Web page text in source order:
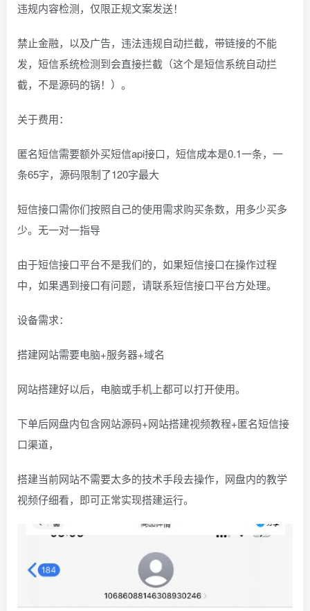
违规内容检测，仅限正规文案发送！
禁止金融，以及广告，违法违规自动拦截，带链接的不能
发，短信系统检测到会直接拦截（这个是短信系统自动拦
截，不是源码的锅！）。
关于费用：
匿名短信需要额外买短信api接口，短信成本是0.1一条，一
条65字，源码限制了120字最大
短信接口需你们按照自己的使用需求购买条数，用多少买多
少。无一对一指导
由于短信接口平台不是我们的，如果短信接口在操作过程
中，如果遇到接口有问题，请联系短信接口平台方处理。
设备需求：
搭建网站需要电脑+服务器+域名
网站搭建好以后，电脑或手机上都可以打开使用。
下单后网盘内包含网站源码+网站搭建视频教程+匿名短信接
口渠道，
搭建当前网站不需要太多的技术手段去操作，网盘内的教学
视频仔细看，即可正常实现搭建运行。